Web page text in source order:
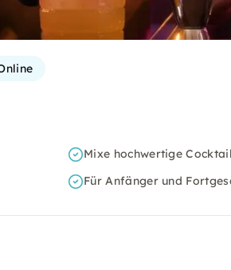
Mixe hochwertige
Für Anfänger und